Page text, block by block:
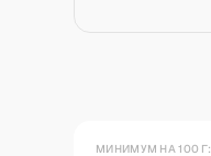
МИНИМУМ НА 100 Г: